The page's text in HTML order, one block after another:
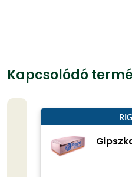
Kapcsolódó